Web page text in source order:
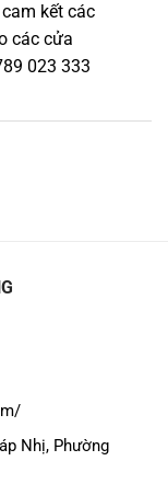
kết các
các cửa
023 333
Nhị, Phường